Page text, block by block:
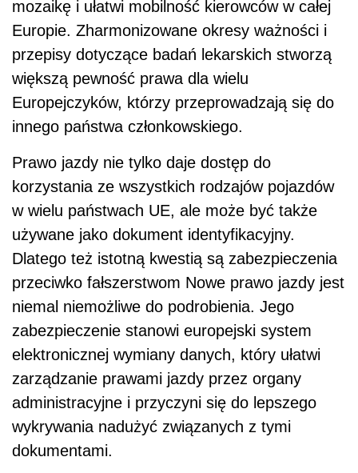
mozaikę i ułatwi mobilność kierowców w całej
Europie. Zharmonizowane okresy ważności i
przepisy dotyczące badań lekarskich stworzą
większą pewność prawa dla wielu
Europejczyków, którzy przeprowadzają się do
innego państwa członkowskiego.
Prawo jazdy nie tylko daje dostęp do
korzystania ze wszystkich rodzajów pojazdów
w wielu państwach UE, ale może być także
używane jako dokument identyfikacyjny.
Dlatego też istotną kwestią są zabezpieczenia
przeciwko fałszerstwom Nowe prawo jazdy jest
niemal niemożliwe do podrobienia. Jego
zabezpieczenie stanowi europejski system
elektronicznej wymiany danych, który ułatwi
zarządzanie prawami jazdy przez organy
administracyjne i przyczyni się do lepszego
wykrywania nadużyć związanych z tymi
dokumentami.